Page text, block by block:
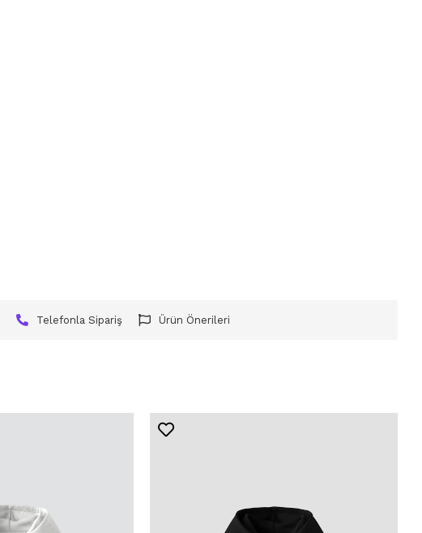
Telefonla Sipariş Ürün Önerileri